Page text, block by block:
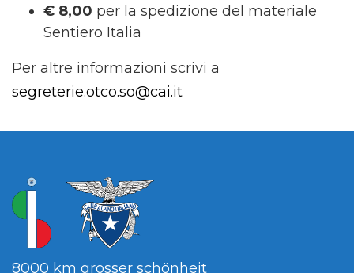
€ 8,00 per la spedizione del materiale
Sentiero Italia
Per altre informazioni scrivi a
segreterie.otco.so@cai.it
8000 km grosser schönheit